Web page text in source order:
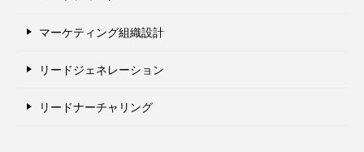
マーケティング組織設計
リードジェネレーション
リードナーチャリング